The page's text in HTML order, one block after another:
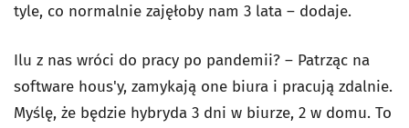
tyle, co normalnie zajęłoby nam 3 lata – dodaje.
Ilu z nas wróci do pracy po pandemii? – Patrząc na
software hous'y, zamykają one biura i pracują zdalnie.
Myślę, że będzie hybryda 3 dni w biurze, 2 w domu. To